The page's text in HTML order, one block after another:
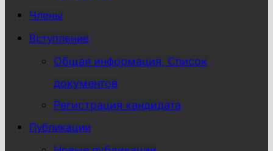
Члены
Вступление
Общая информация, Список
документов
Регистрация кандидата
Публикации